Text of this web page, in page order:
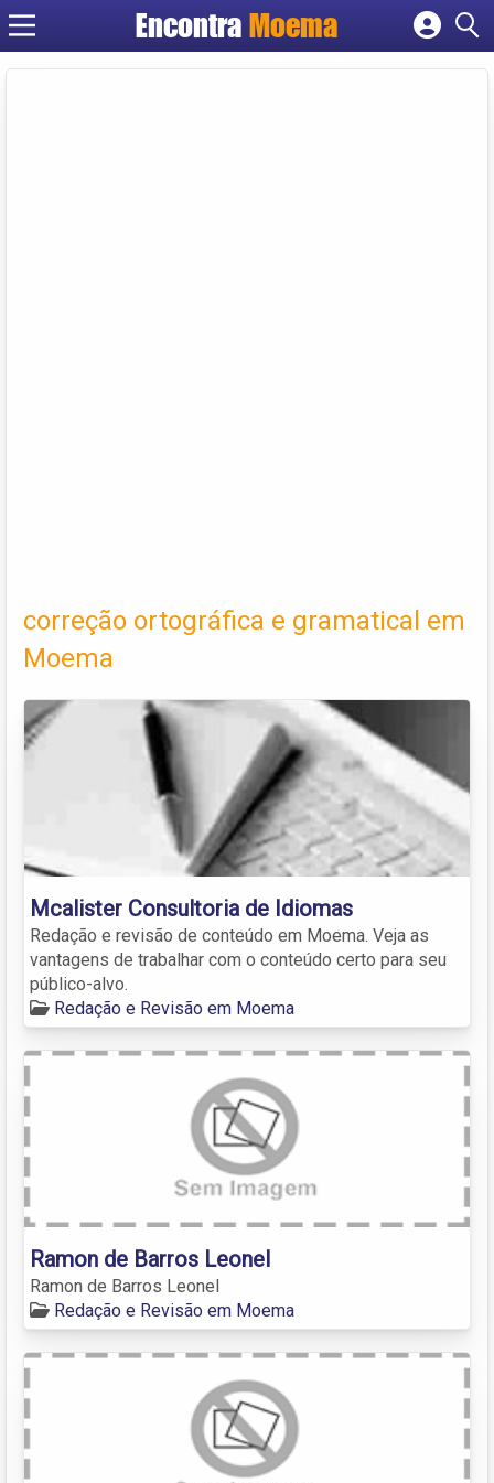
Encontra Moema
correção ortográfica e gramatical em
Moema
Mcalister Consultoria de Idiomas
Redação e revisão de conteúdo em Moema. Veja as
vantagens de trabalhar com o conteúdo certo para seu
público-alvo.
Redação e Revisão em Moema
Ramon de Barros Leonel
Ramon de Barros Leonel
Redação e Revisão em Moema